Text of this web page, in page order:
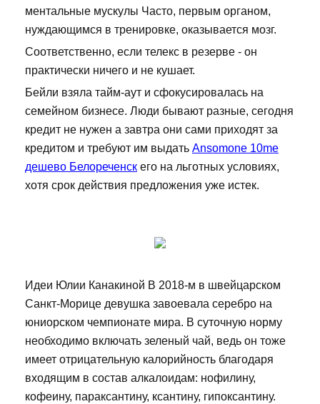
ментальные мускулы Часто, первым органом,
нуждающимся в тренировке, оказывается мозг.
Соответственно, если телекс в резерве - он
практически ничего и не кушает.
Бейли взяла тайм-аут и сфокусировалась на
семейном бизнесе. Люди бывают разные, сегодня
кредит не нужен а завтра они сами приходят за
кредитом и требуют им выдать Ansomone 10me
дешево Белореченск его на льготных условиях,
хотя срок действия предложения уже истек.
Идеи Юлии Канакиной В 2018-м в швейцарском
Санкт-Морице девушка завоевала серебро на
юниорском чемпионате мира. В суточную норму
необходимо включать зеленый чай, ведь он тоже
имеет отрицательную калорийность благодаря
входящим в состав алкалоидам: нофилину,
кофеину, параксантину, ксантину, гипоксантину.